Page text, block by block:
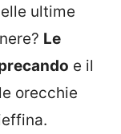
ultime
Le
e il
orecchie